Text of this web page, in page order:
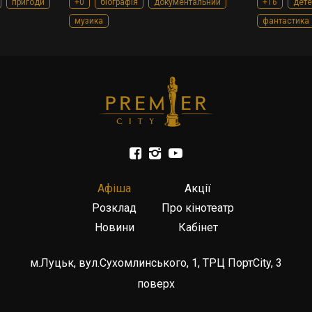
музика
фантастика
Афіша
Розклад
Новини
Акції
Про кінотеатр
Кабінет
м.Луцьк, вул.Сухомлинського, 1, ТРЦ ПортCity, 3
поверх